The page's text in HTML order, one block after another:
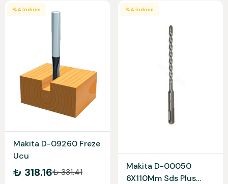
%4 İndirim
Makita D-09260 Freze
Ucu
₺ 318.16₺ 331.41
%4 İndirim
Makita D-00050
6X110Mm Sds Plus